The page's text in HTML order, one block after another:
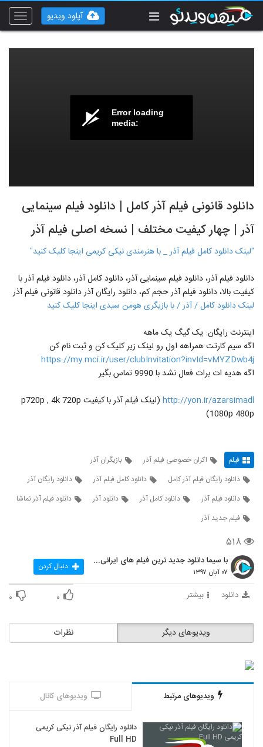
Toggle
آپلود ویدیو
Error loading
media:
دانلود قانونی فیلم آذر کامل | دانلود فیلم سینمایی
آذر | چهار کیفیت مختلف | نسخه اصلی فیلم آذر
"لینک دانلود کامل فیلم آذر _ با هنرمندی نیکی کریمی اینجا کلیک کنید"
دانلود فیلم آذر، دانلود فیلم سینمایی آذر، دانلود کامل آذر، دانلود فیلم آذر با
کیفیت بالا، دانلود فیلم آذر حجم کم، دانلود رایگان آذر دانلود قانونی فیلم آذر
لینک دانلود کامل / آذر / با بازیگری هومن سیدی اینجا کلیک کنید
اینترنت رایگان: یک گیگ یک ماهه
اگه سیم کارتت همراهه اول رو لینک زیر کلیک کن و ثبت نام کن
https://my.mci.ir/user/clubInvitation?invId=vMYZDwb4j
اگه هدیه ات برات فعال نشد با 9990 تماس بگیر
http://yon.ir/azarsimadl
(لینک فیلم آذر با کیفیت p720p , 4k 720p
1080p 480p)
فیلم اکران خصوصی فیلم آذر
بازیگران آذر
دانلود رایگان فیلم آذر کامل
دانلود کامل فیلم آذر
دانلود رایگان آذر
دانلود فیلم آذر
دانلود کامل آذر دانلود آذر
دانلود فیلم آذر نماشا
فیلم جدید آذر
۵۱۸
با سیما دانلود جدید ترین فیلم های ایرانی را در لحظ
۰۷ آبان ۱۳۹۷ دنبال کردن
دانلود بیشتر ۰ ۰
نظرات ویدیوهای دیگر
ویدیوهای مرتبط ویدیوهای کانال
دانلود رایگان فیلم آذر نیکی کریمی
Full HD